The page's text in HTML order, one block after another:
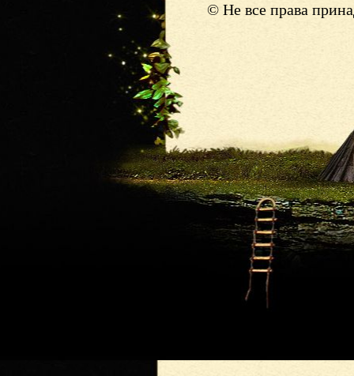
© Не все права